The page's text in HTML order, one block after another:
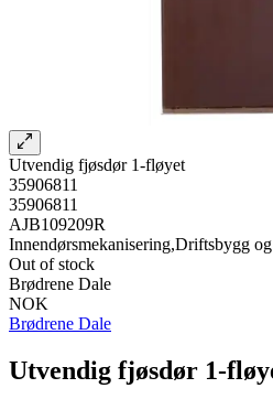
Utvendig fjøsdør 1-fløyet
35906811
35906811
AJB109209R
Innendørsmekanisering,Driftsbygg
Out of stock
Brødrene Dale
NOK
Brødrene Dale
Utvendig fjøsdør 1-